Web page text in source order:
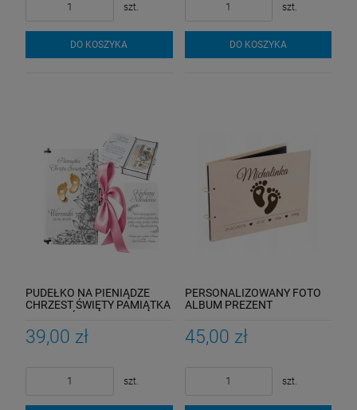
szt.
DO KOSZYKA
szt.
DO KOSZYKA
PUDEŁKO NA PIENIĄDZE
CHRZEST ŚWIĘTY PAMIĄTKA
PERSONALIZACJA
39,00 zł
szt.
PERSONALIZOWANY FOTO
ALBUM PREZENT
ROCZEK PAMIĄTKA
45,00 zł
szt.